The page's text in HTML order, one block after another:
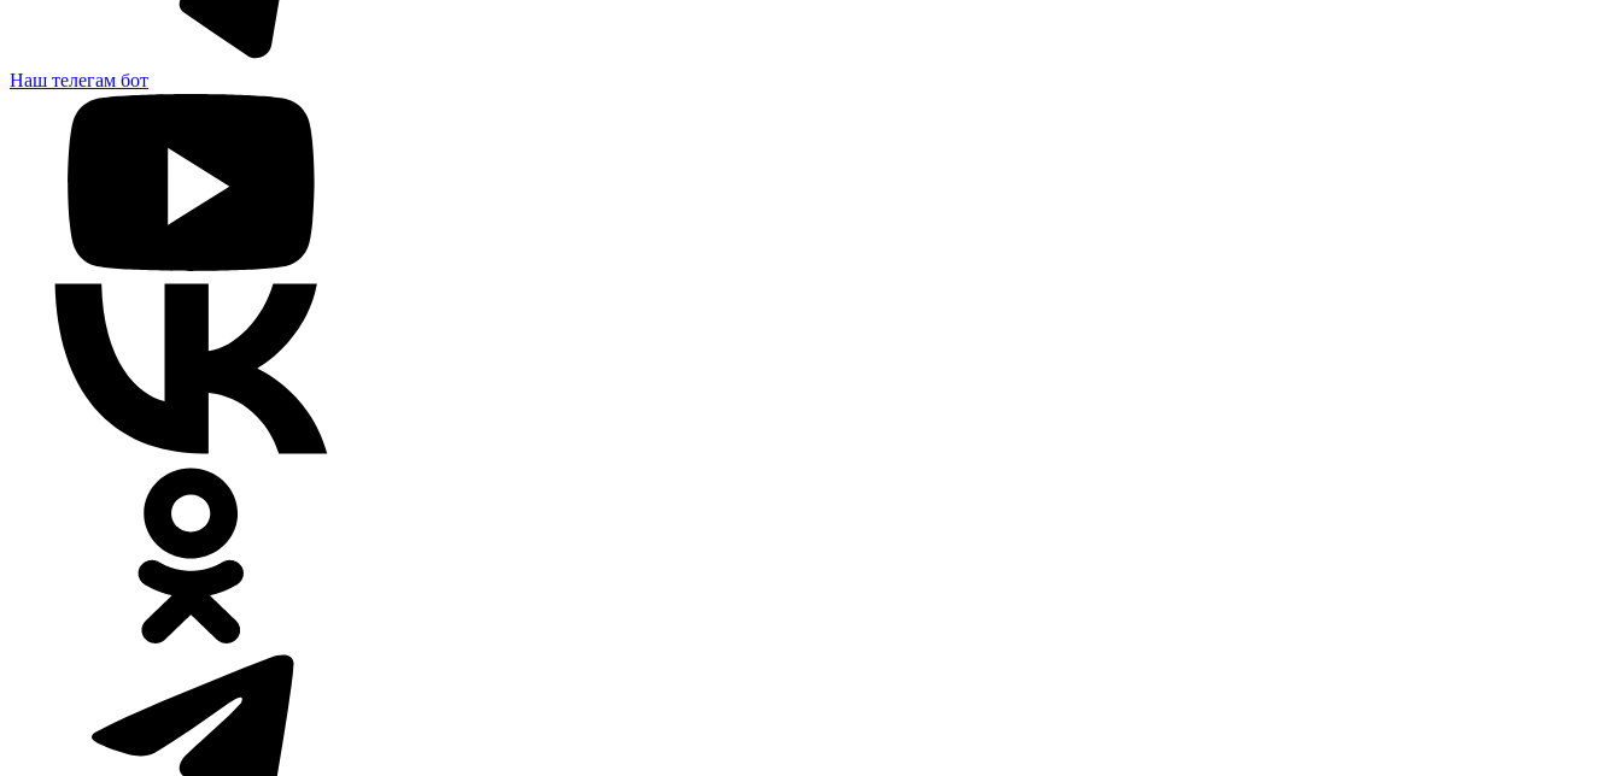
Наш телегам бот